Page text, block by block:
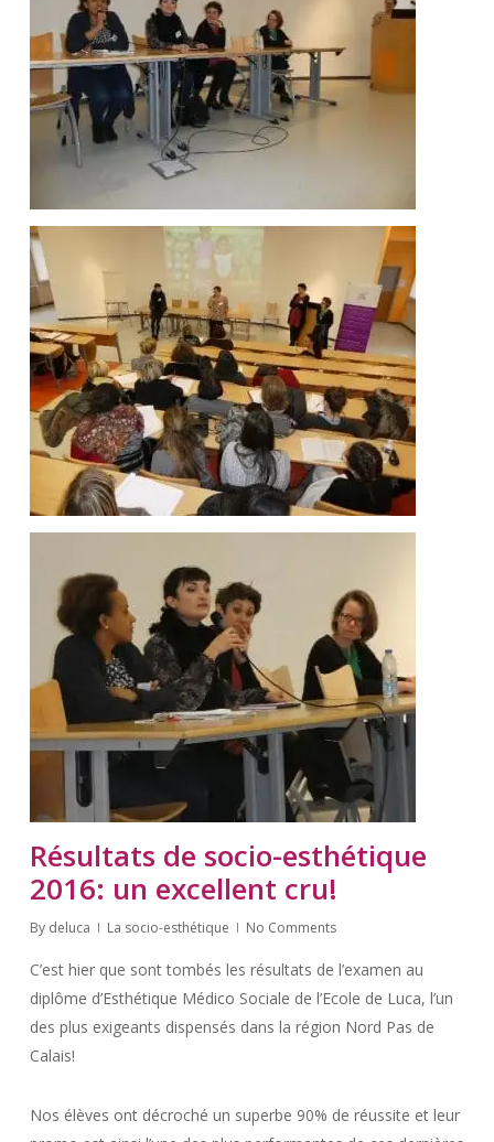
Résultats de socio-esthétique
2016: un excellent cru!
By deluca La socio-esthétique No Comments
C’est hier que sont tombés les résultats de l’examen au
diplôme d’Esthétique Médico Sociale de l’Ecole de Luca, l’un
des plus exigeants dispensés dans la région Nord Pas de
Calais!
Nos élèves ont décroché un superbe 90% de réussite et leur